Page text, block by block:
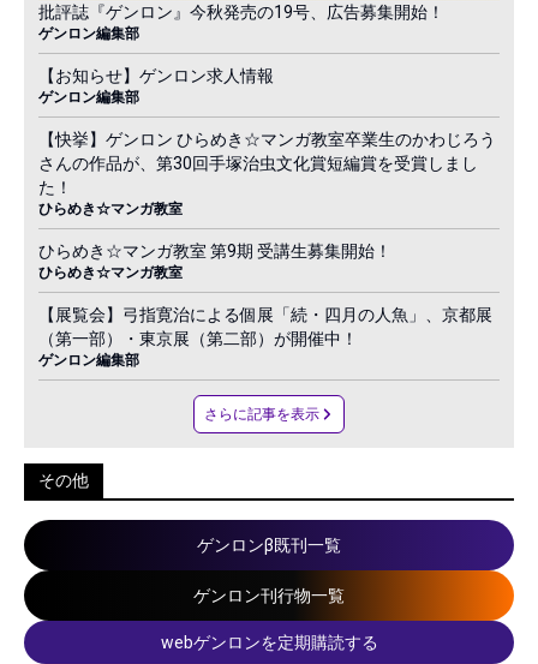
批評誌『ゲンロン』今秋発売の19号、広告募集開始！
ゲンロン編集部
【お知らせ】ゲンロン求人情報
ゲンロン編集部
【快挙】ゲンロン ひらめき☆マンガ教室卒業生のかわじろう
さんの作品が、第30回手塚治虫文化賞短編賞を受賞しまし
た！
ひらめき☆マンガ教室
ひらめき☆マンガ教室 第9期 受講生募集開始！
ひらめき☆マンガ教室
【展覧会】弓指寛治による個展「続・四月の人魚」、京都展
（第一部）・東京展（第二部）が開催中！
ゲンロン編集部
さらに記事を表示
その他
ゲンロンβ既刊一覧
ゲンロン刊行物一覧
webゲンロンを定期購読する